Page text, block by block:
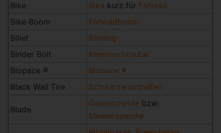
Bike
Bike kurz für Fahrrad
Bike Boom
Fahrradboom
Billet
Rohling
Binder Bolt
Klemmschraube
Biopace ®
Biopace ®
Black Wall Tire
Schwarzwandreifen
Blade
Gabelscheide bzw.
Messerspeiche